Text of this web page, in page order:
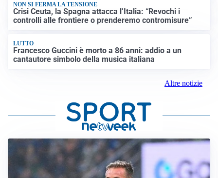
NON SI FERMA LA TENSIONE
Crisi Ceuta, la Spagna attacca l’Italia: “Revochi i
controlli alle frontiere o prenderemo contromisure”
LUTTO
Francesco Guccini è morto a 86 anni: addio a un
cantautore simbolo della musica italiana
Altre notizie